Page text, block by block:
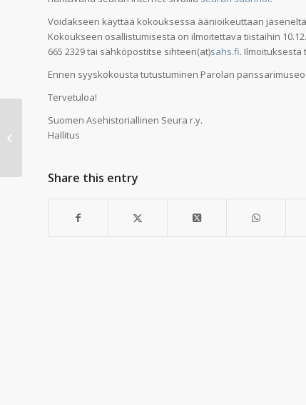
Voidakseen käyttää kokouksessa äänioikeuttaan
Kokoukseen osallistumisesta on ilmoitettava tiistaihin
665 2329 tai sähköpostitse sihteeri(at)sahs.fi.
Ennen syyskokousta tutustuminen Parolan
Tervetuloa!
Suomen Asehistoriallinen Seura r.y.
Hallitus
Share this entry
TAMARMS 2025 16.2.2025